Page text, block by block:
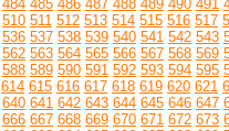
484 485 486 487 488 489 490 491
510 511 512 513 514 515 516 517
536 537 538 539 540 541 542 543
562 563 564 565 566 567 568 569
588 589 590 591 592 593 594 595
614 615 616 617 618 619 620 621
640 641 642 643 644 645 646 647
666 667 668 669 670 671 672 673